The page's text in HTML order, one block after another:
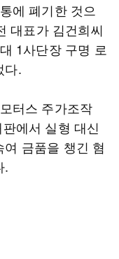
에 폐기한 것으
대표가 김건희씨
1사단장 구명 로
다.
터스 주가조작
에서 실형 대신
금품을 챙긴 혐
.